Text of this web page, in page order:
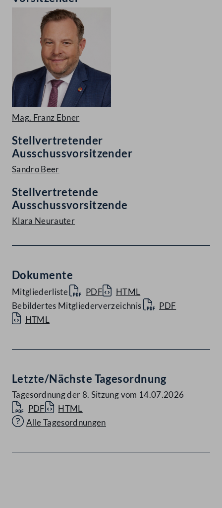
Mag. Franz Ebner
Stellvertretender
Ausschussvorsitzender
Sandro Beer
Stellvertretende
Ausschussvorsitzende
Klara Neurauter
Dokumente
Mitgliederliste PDF
HTML
Bebildertes Mitgliederverzeichnis
PDF
HTML
Letzte/Nächste Tagesordnung
Tagesordnung der 8. Sitzung vom 14.07.2026
PDF
HTML
Alle Tagesordnungen